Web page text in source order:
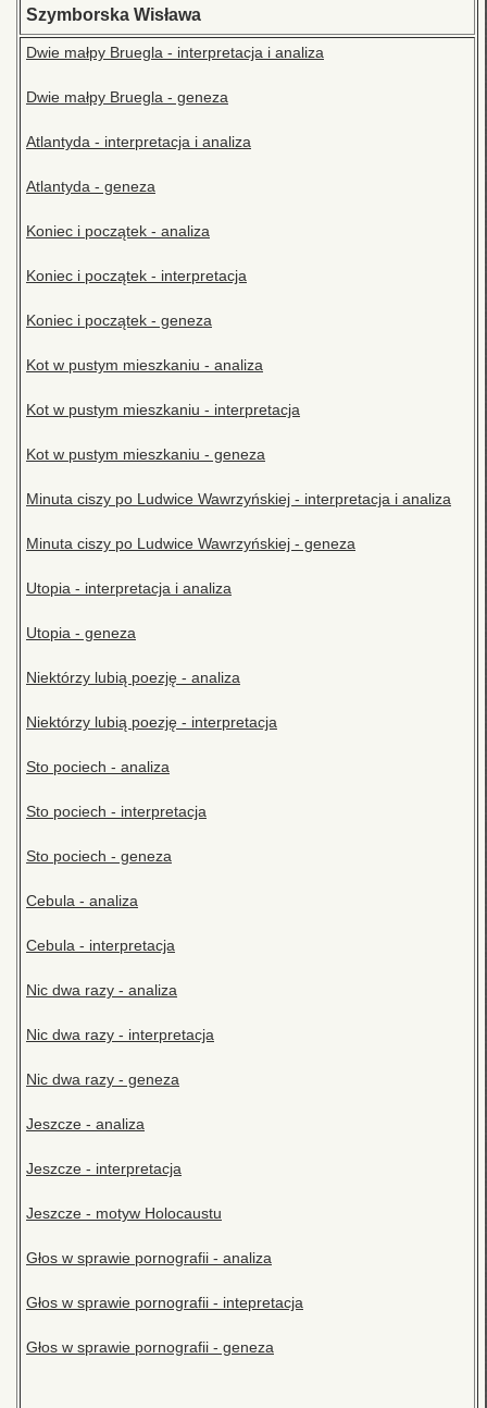
Szymborska Wisława
Dwie małpy Bruegla - interpretacja i analiza
Dwie małpy Bruegla - geneza
Atlantyda - interpretacja i analiza
Atlantyda - geneza
Koniec i początek - analiza
Koniec i początek - interpretacja
Koniec i początek - geneza
Kot w pustym mieszkaniu - analiza
Kot w pustym mieszkaniu - interpretacja
Kot w pustym mieszkaniu - geneza
Minuta ciszy po Ludwice Wawrzyńskiej - interpretacja i analiza
Minuta ciszy po Ludwice Wawrzyńskiej - geneza
Utopia - interpretacja i analiza
Utopia - geneza
Niektórzy lubią poezję - analiza
Niektórzy lubią poezję - interpretacja
Sto pociech - analiza
Sto pociech - interpretacja
Sto pociech - geneza
Cebula - analiza
Cebula - interpretacja
Nic dwa razy - analiza
Nic dwa razy - interpretacja
Nic dwa razy - geneza
Jeszcze - analiza
Jeszcze - interpretacja
Jeszcze - motyw Holocaustu
Głos w sprawie pornografii - analiza
Głos w sprawie pornografii - intepretacja
Głos w sprawie pornografii - geneza